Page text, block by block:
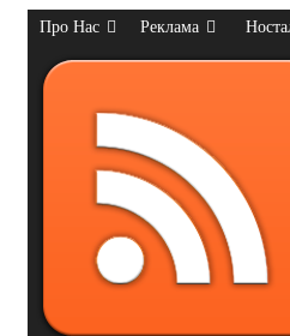
Про Нас Реклама